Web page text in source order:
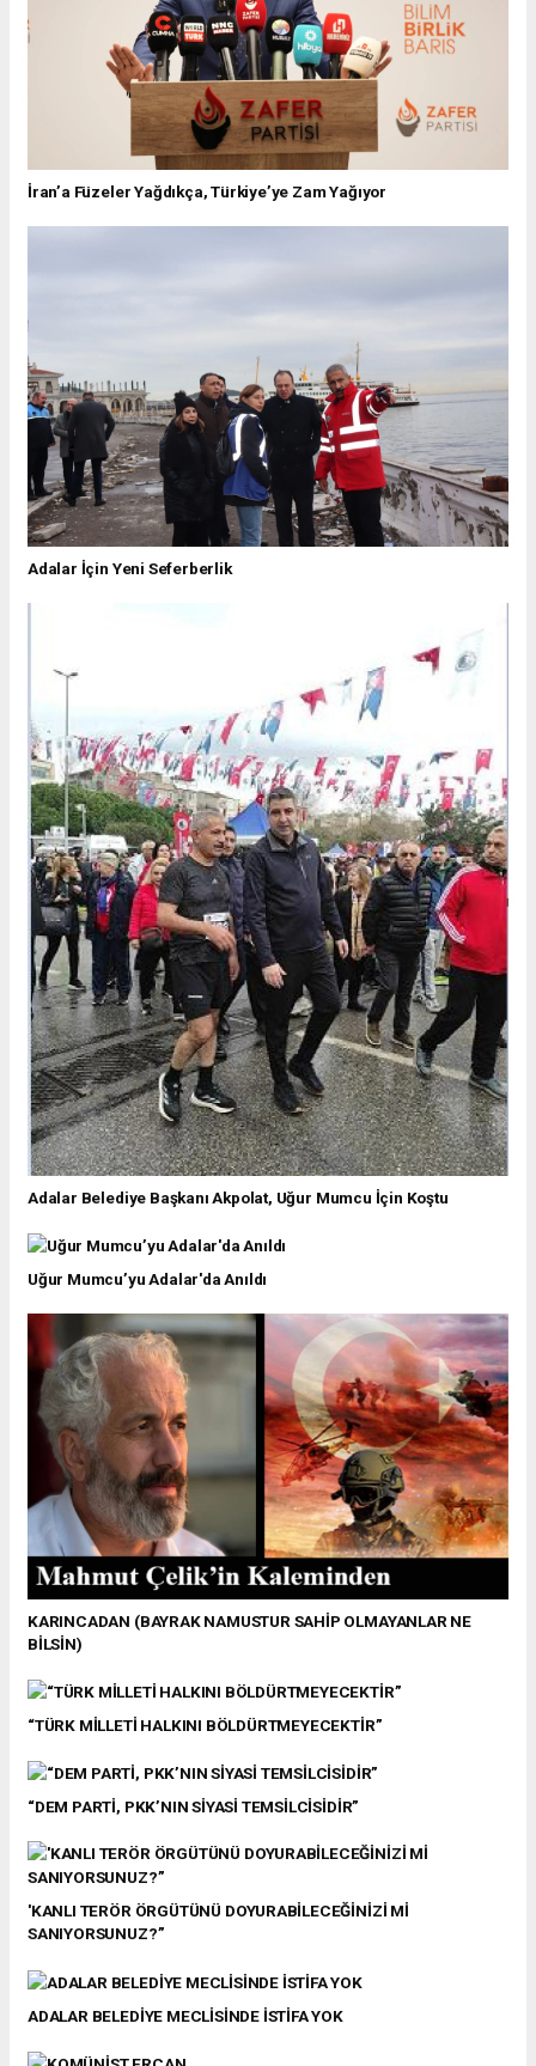
İran’a Füzeler Yağdıkça, Türkiye’ye Zam Yağıyor
Adalar İçin Yeni Seferberlik
Adalar Belediye Başkanı Akpolat, Uğur Mumcu İçin Koştu
Uğur Mumcu’yu Adalar'da Anıldı
KARINCADAN (BAYRAK NAMUSTUR SAHİP OLMAYANLAR NE
BİLSİN)
“TÜRK MİLLETİ HALKINI BÖLDÜRTMEYECEKTİR”
“DEM PARTİ, PKK’NIN SİYASİ TEMSİLCİSİDİR”
'KANLI TERÖR ÖRGÜTÜNÜ DOYURABİLECEĞİNİZİ Mİ
SANIYORSUNUZ?”
ADALAR BELEDİYE MECLİSİNDE İSTİFA YOK